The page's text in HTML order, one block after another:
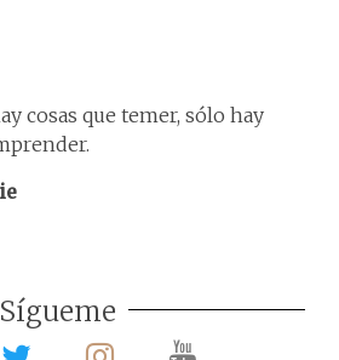
cosas que temer, sólo hay
Sígueme